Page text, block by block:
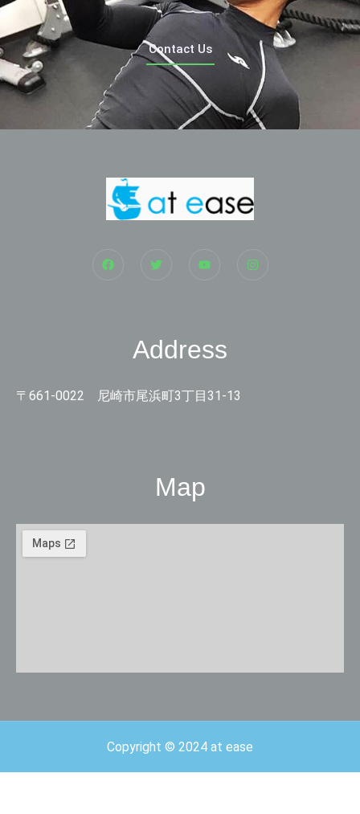
Contact Us
Address
〒661-0022 尼崎市尾浜町3丁目31-13
Map
Copyright © 2024 at ease